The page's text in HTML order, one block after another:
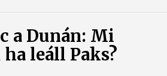
a Dunán: Mi
leáll Paks?